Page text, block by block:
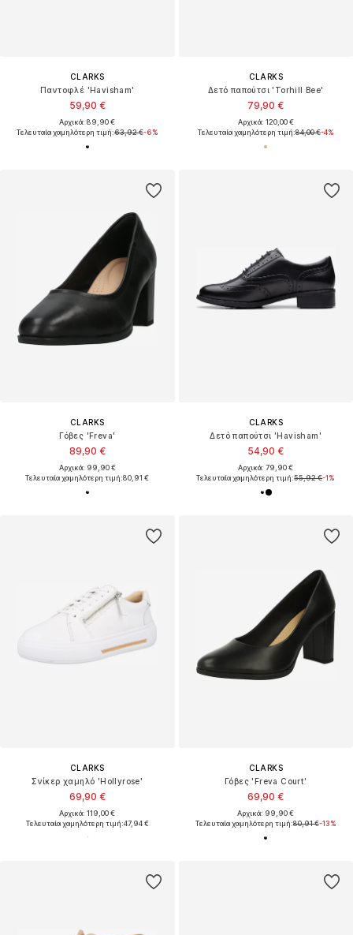
CLARKS
Παντοφλέ 'Havisham'
59,90 €
Αρχικά: 89,90 €
Τελευταία χαμηλότερη τιμή:63,92 €-6%
CLARKS
Δετό παπούτσι 'Torhill Bee'
79,90 €
Αρχικά: 120,00 €
Τελευταία χαμηλότερη τιμή:84,00 €-4%
CLARKS
Γόβες 'Freva'
89,90 €
Αρχικά: 99,90 €
Τελευταία χαμηλότερη τιμή:80,91 €
CLARKS
Δετό παπούτσι 'Havisham'
54,90 €
Αρχικά: 79,90 €
Τελευταία χαμηλότερη τιμή:55,92 €-1%
CLARKS
Σνίκερ χαμηλό 'Hollyrose'
69,90 €
Αρχικά: 119,00 €
Τελευταία χαμηλότερη τιμή:47,94 €
CLARKS
Γόβες 'Freva Court'
69,90 €
Αρχικά: 99,90 €
Τελευταία χαμηλότερη τιμή:80,91 €-13%